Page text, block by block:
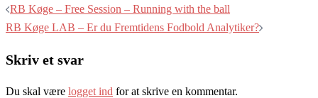
RB Køge – Free Session – Running with the ball
RB Køge LAB – Er du Fremtidens Fodbold Analytiker?
Skriv et svar
Du skal være logget ind for at skrive en kommentar.